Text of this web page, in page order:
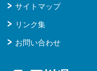
サイトマップ
リンク集
お問い合わせ